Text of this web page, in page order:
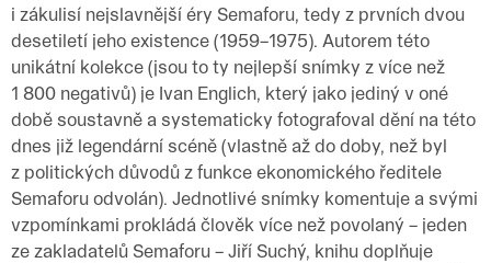
i zákulisí nejslavnější éry Semaforu, tedy z prvních dvou
desetiletí jeho existence (1959–1975). Autorem této
unikátní kolekce (jsou to ty nejlepší snímky z více než
1 800 negativů) je Ivan Englich, který jako jediný v oné
době soustavně a systematicky fotografoval dění na této
dnes již legendární scéně (vlastně až do doby, než byl
z politických důvodů z funkce ekonomického ředitele
Semaforu odvolán). Jednotlivé snímky komentuje a svými
vzpomínkami prokládá člověk více než povolaný – jeden
ze zakladatelů Semaforu – Jiří Suchý, knihu doplňuje